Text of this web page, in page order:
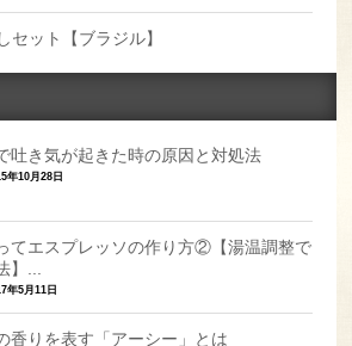
セット【ブラジル】
吐き気が起きた時の原因と対処法
年10月28日
てエスプレッソの作り方②【湯温調整で
】...
年5月11日
香りを表す「アーシー」とは